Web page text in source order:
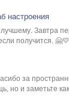
настроения
Завтра
получится.
за
но и заметьте